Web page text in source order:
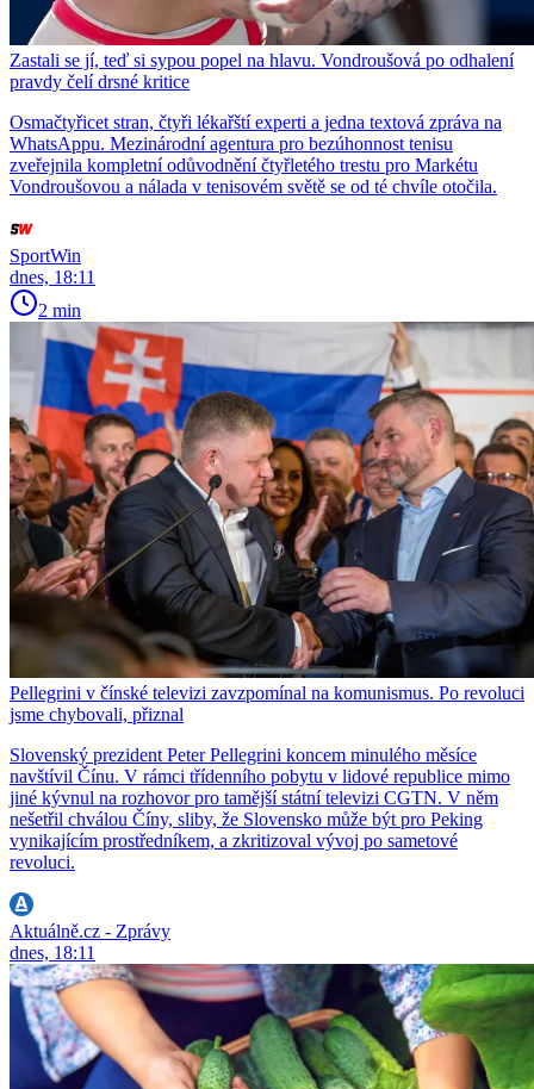
Zastali se jí, teď si sypou popel na hlavu. Vondroušová po odhalení
pravdy čelí drsné kritice
Osmačtyřicet stran, čtyři lékařští experti a jedna textová zpráva na
WhatsAppu. Mezinárodní agentura pro bezúhonnost tenisu
zveřejnila kompletní odůvodnění čtyřletého trestu pro Markétu
Vondroušovou a nálada v tenisovém světě se od té chvíle otočila.
SportWin
dnes, 18:11
2 min
Pellegrini v čínské televizi zavzpomínal na komunismus. Po revoluci
jsme chybovali, přiznal
Slovenský prezident Peter Pellegrini koncem minulého měsíce
navštívil Čínu. V rámci třídenního pobytu v lidové republice mimo
jiné kývnul na rozhovor pro tamější státní televizi CGTN. V něm
nešetřil chválou Číny, sliby, že Slovensko může být pro Peking
vynikajícím prostředníkem, a zkritizoval vývoj po sametové
revoluci.
Aktuálně.cz - Zprávy
dnes, 18:11